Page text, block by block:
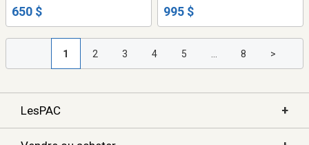
650 $ 995 $
1 2 3 4 5 8 >
LesPAC +